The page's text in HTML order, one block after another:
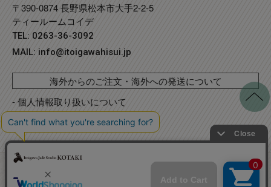
〒390-0874 長野県松本市大手2-2-5
ティールームコイデ
TEL: 0263-36-3092
MAIL: info@itoigawahisui.jp
海外からのご注文・海外への発送について
- 個人情報取り扱いについて
- 特定商取引法に基づく表記
Copyright . R2 事業再構築